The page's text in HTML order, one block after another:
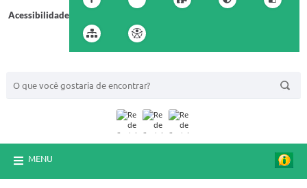
Acessibilidade
MENU